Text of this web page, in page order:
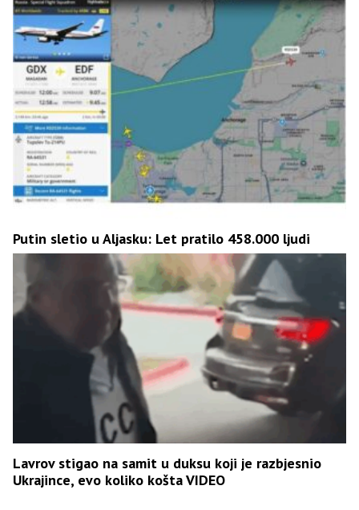
Putin sletio u Aljasku: Let pratilo 458.000 ljudi
Lavrov stigao na samit u duksu koji je razbjesnio
Ukrajince, evo koliko košta VIDEO